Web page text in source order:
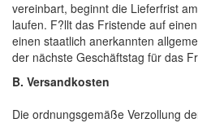
vereinbart, beginnt die Lieferfrist
laufen. F?llt das Fristende auf
einen staatlich anerkannten
der nächste Geschäftstag für das
B. Versandkosten
Die ordnungsgemäße Verzollung